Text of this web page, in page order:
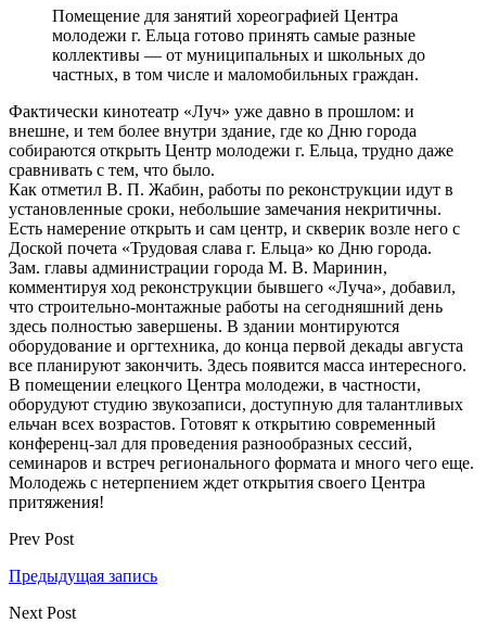
Помещение для занятий хореографией Центра
молодежи г. Ельца готово принять самые разные
коллективы — от муниципальных и школьных до
частных, в том числе и маломобильных граждан.
Фактически кинотеатр «Луч» уже давно в прошлом: и
внешне, и тем более внутри здание, где ко Дню города
собираются открыть Центр молодежи г. Ельца, трудно даже
сравнивать с тем, что было.
Как отметил В. П. Жабин, работы по реконструкции идут в
установленные сроки, небольшие замечания некритичны.
Есть намерение открыть и сам центр, и скверик возле него с
Доской почета «Трудовая слава г. Ельца» ко Дню города.
Зам. главы администрации города М. В. Маринин,
комментируя ход реконструкции бывшего «Луча», добавил,
что строительно-монтажные работы на сегодняшний день
здесь полностью завершены. В здании монтируются
оборудование и оргтехника, до конца первой декады августа
все планируют закончить. Здесь появится масса интересного.
В помещении елецкого Центра молодежи, в частности,
оборудуют студию звукозаписи, доступную для талантливых
ельчан всех возрастов. Готовят к открытию современный
конференц-зал для проведения разнообразных сессий,
семинаров и встреч регионального формата и много чего еще.
Молодежь с нетерпением ждет открытия своего Центра
притяжения!
Prev Post
Предыдущая запись
Next Post